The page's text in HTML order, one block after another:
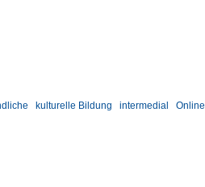
Online
intermedial
kulturelle Bildung